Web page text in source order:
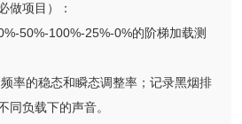
做项目）：
50%-100%-25%-0%的阶梯加载测
率的稳态和瞬态调整率；记录黑烟排
同负载下的声音。